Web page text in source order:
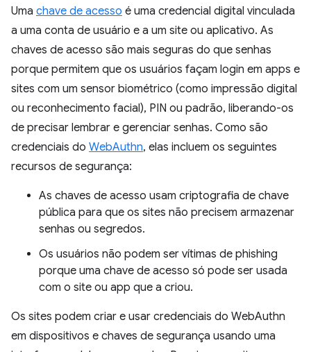
Uma chave de acesso é uma credencial digital vinculada
a uma conta de usuário e a um site ou aplicativo. As
chaves de acesso são mais seguras do que senhas
porque permitem que os usuários façam login em apps e
sites com um sensor biométrico (como impressão digital
ou reconhecimento facial), PIN ou padrão, liberando-os
de precisar lembrar e gerenciar senhas. Como são
credenciais do WebAuthn, elas incluem os seguintes
recursos de segurança:
As chaves de acesso usam criptografia de chave
pública para que os sites não precisem armazenar
senhas ou segredos.
Os usuários não podem ser vítimas de phishing
porque uma chave de acesso só pode ser usada
com o site ou app que a criou.
Os sites podem criar e usar credenciais do WebAuthn
em dispositivos e chaves de segurança usando uma